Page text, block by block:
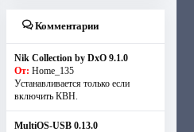
Комментарии
Nik Collection by DxO 9.1.0
От: Home_135
Устанавливается только если
включить КВН.
MultiOS-USB 0.13.0